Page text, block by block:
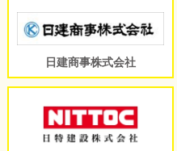
日建商事株式会社